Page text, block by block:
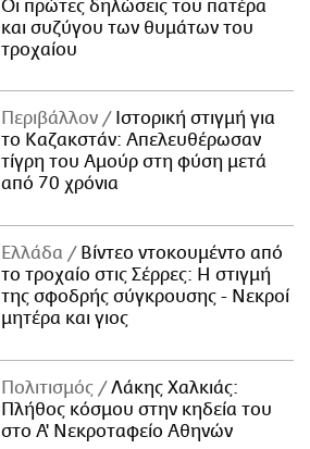
Οι πρώτες δηλώσεις του πατέρα
και συζύγου των θυμάτων του
τροχαίου
Περιβάλλον
Ιστορική στιγμή για
το Καζακστάν: Απελευθέρωσαν
τίγρη του Αμούρ στη φύση μετά
από 70 χρόνια
Ελλάδα
Βίντεο ντοκουμέντο από
το τροχαίο στις Σέρρες: Η στιγμή
της σφοδρής σύγκρουσης - Νεκροί
μητέρα και γιος
Πολιτισμός
Λάκης Χαλκιάς:
Πλήθος κόσμου στην κηδεία του
στο Α' Νεκροταφείο Αθηνών